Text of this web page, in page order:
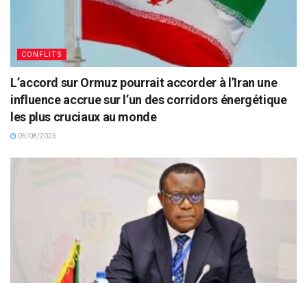
CONFLITS
L’accord sur Ormuz pourrait accorder à l’Iran une
influence accrue sur l’un des corridors énergétique
les plus cruciaux au monde
05/08/2026